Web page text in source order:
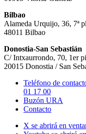
Bilbao
Alameda Urquijo, 36, 7ª
48011 Bilbao
Donostia-San Sebastián
C/ Intxaurrondo, 70, 1er
20015 Donostia / San
Teléfono de
01 17 00
Buzón URA
Contacto
X se abrirá en